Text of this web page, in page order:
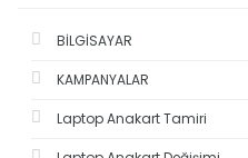
BİLGİSAYAR
KAMPANYALAR
Laptop Anakart Tamiri